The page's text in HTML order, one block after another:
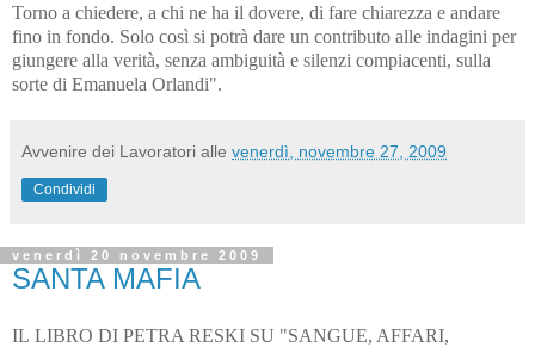
Torno a chiedere, a chi ne ha il dovere, di fare chiarezza e andare
fino in fondo. Solo così si potrà dare un contributo alle indagini per
giungere alla verità, senza ambiguità e silenzi compiacenti, sulla
sorte di Emanuela Orlandi".
Avvenire dei Lavoratori alle venerdì, novembre 27, 2009
Condividi
venerdì 20 novembre 2009
SANTA MAFIA
IL LIBRO DI PETRA RESKI SU "SANGUE, AFFARI,